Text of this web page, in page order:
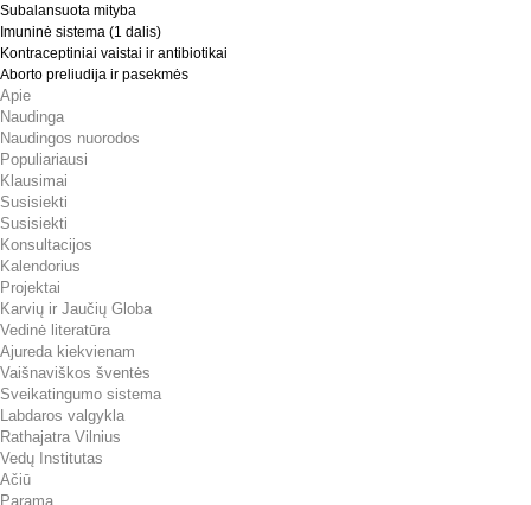
Subalansuota mityba
Imuninė sistema (1 dalis)
Kontraceptiniai vaistai ir antibiotikai
Aborto preliudija ir pasekmės
Apie
Naudinga
Naudingos nuorodos
Populiariausi
Klausimai
Susisiekti
Susisiekti
Konsultacijos
Kalendorius
Projektai
Karvių ir Jaučių Globa
Vedinė literatūra
Ajureda kiekvienam
Vaišnaviškos šventės
Sveikatingumo sistema
Labdaros valgykla
Rathajatra Vilnius
Vedų Institutas
Ačiū
Parama